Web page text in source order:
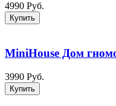
4990 Руб.
Купить
MiniHouse Дом
3990 Руб.
Купить